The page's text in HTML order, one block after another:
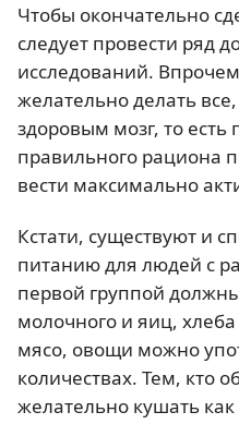
Чтобы окончательно
следует провести ряд
исследований.
желательно делать
здоровым мозг, то есть
правильного рациона
вести максимально
Кстати, существуют и
питанию для людей с
первой группой
молочного и яиц,
мясо, овощи можно
количествах. Тем, кто
желательно кушать